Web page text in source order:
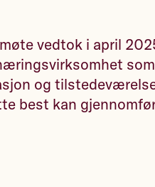
vedtok i april
og
best kan